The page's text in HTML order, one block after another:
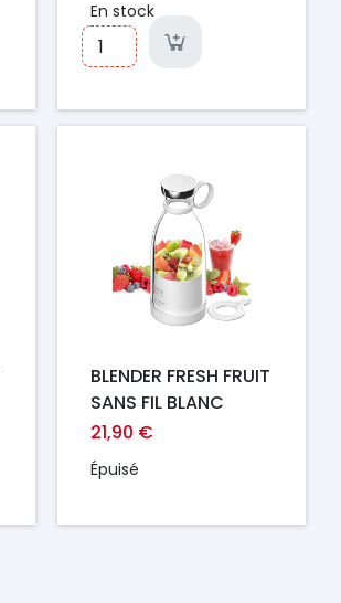
En stock
BLENDER FRESH FRUIT
SANS FIL BLANC
21,90 €
Épuisé